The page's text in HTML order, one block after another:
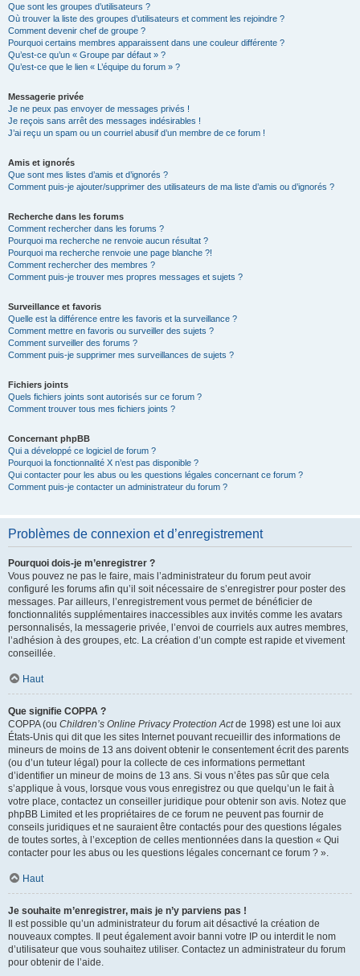
Que sont les groupes d’utilisateurs ?
Où trouver la liste des groupes d’utilisateurs et comment les rejoindre ?
Comment devenir chef de groupe ?
Pourquoi certains membres apparaissent dans une couleur différente ?
Qu’est-ce qu’un « Groupe par défaut » ?
Qu’est-ce que le lien « L’équipe du forum » ?
Messagerie privée
Je ne peux pas envoyer de messages privés !
Je reçois sans arrêt des messages indésirables !
J’ai reçu un spam ou un courriel abusif d’un membre de ce forum !
Amis et ignorés
Que sont mes listes d’amis et d’ignorés ?
Comment puis-je ajouter/supprimer des utilisateurs de ma liste d’amis ou d’ignorés ?
Recherche dans les forums
Comment rechercher dans les forums ?
Pourquoi ma recherche ne renvoie aucun résultat ?
Pourquoi ma recherche renvoie une page blanche ?!
Comment rechercher des membres ?
Comment puis-je trouver mes propres messages et sujets ?
Surveillance et favoris
Quelle est la différence entre les favoris et la surveillance ?
Comment mettre en favoris ou surveiller des sujets ?
Comment surveiller des forums ?
Comment puis-je supprimer mes surveillances de sujets ?
Fichiers joints
Quels fichiers joints sont autorisés sur ce forum ?
Comment trouver tous mes fichiers joints ?
Concernant phpBB
Qui a développé ce logiciel de forum ?
Pourquoi la fonctionnalité X n’est pas disponible ?
Qui contacter pour les abus ou les questions légales concernant ce forum ?
Comment puis-je contacter un administrateur du forum ?
Problèmes de connexion et d’enregistrement
Pourquoi dois-je m’enregistrer ?
Vous pouvez ne pas le faire, mais l’administrateur du forum peut avoir
configuré les forums afin qu’il soit nécessaire de s’enregistrer pour poster des
messages. Par ailleurs, l’enregistrement vous permet de bénéficier de
fonctionnalités supplémentaires inaccessibles aux invités comme les avatars
personnalisés, la messagerie privée, l’envoi de courriels aux autres membres,
l’adhésion à des groupes, etc. La création d’un compte est rapide et vivement
conseillée.
Haut
Que signifie COPPA ?
COPPA (ou Children’s Online Privacy Protection Actde 1998) est une loi aux
États-Unis qui dit que les sites Internet pouvant recueillir des informations de
mineurs de moins de 13 ans doivent obtenir le consentement écrit des parents
(ou d’un tuteur légal) pour la collecte de ces informations permettant
d’identifier un mineur de moins de 13 ans. Si vous n’êtes pas sûr que cela
s’applique à vous, lorsque vous vous enregistrez ou que quelqu’un le fait à
votre place, contactez un conseiller juridique pour obtenir son avis. Notez que
phpBB Limited et les propriétaires de ce forum ne peuvent pas fournir de
conseils juridiques et ne sauraient être contactés pour des questions légales
de toutes sortes, à l’exception de celles mentionnées dans la question « Qui
contacter pour les abus ou les questions légales concernant ce forum ? ».
Haut
Je souhaite m’enregistrer, mais je n’y parviens pas !
Il est possible qu’un administrateur du forum ait désactivé la création de
nouveaux comptes. Il peut également avoir banni votre IP ou interdit le nom
d’utilisateur que vous souhaitez utiliser. Contactez un administrateur du forum
pour obtenir de l’aide.